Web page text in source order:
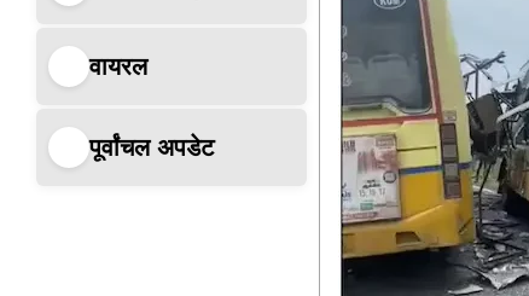
वायरल
पूर्वांचल अपडेट